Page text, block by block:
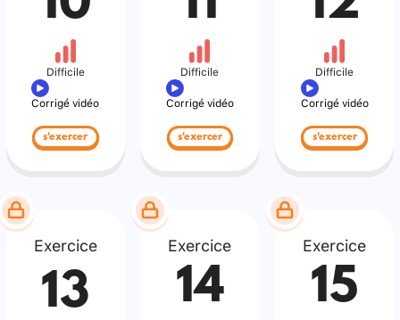
Difficile
Corrigé vidéo
s'exercer
Difficile
Corrigé vidéo
s'exercer
Difficile
Corrigé vidéo
s'exercer
Exercice
13
Exercice
14
Exercice
15